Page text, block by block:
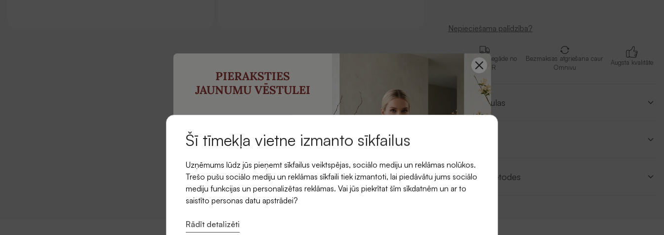
Nepieciešama palīdzība?
Bezmaksas piegāde no
79 EUR
Bezmaksas atgriešana caur
Omnivu
Augsta kvalitāte
Izmēru tabulas
Piegādes metodes
PIERAKSTIES
JAUNUMU VĒSTULEI
E-pasts
Piekrītu saņemt SIDONAS
Šī tīmekļa vietne izmanto sīkfailus
Uzņēmums lūdz jūs pieņemt sīkfailus veiktspējas, sociālo mediju un reklāmas nolūkos.
Trešo pušu sociālo mediju un reklāmas sīkfaili tiek izmantoti, lai piedāvātu jums sociālo
mediju funkcijas un personalizētas reklāmas. Vai jūs piekrītat šīm sīkdatnēm un ar to
saistīto personas datu apstrādei?
Rādīt detalizēti